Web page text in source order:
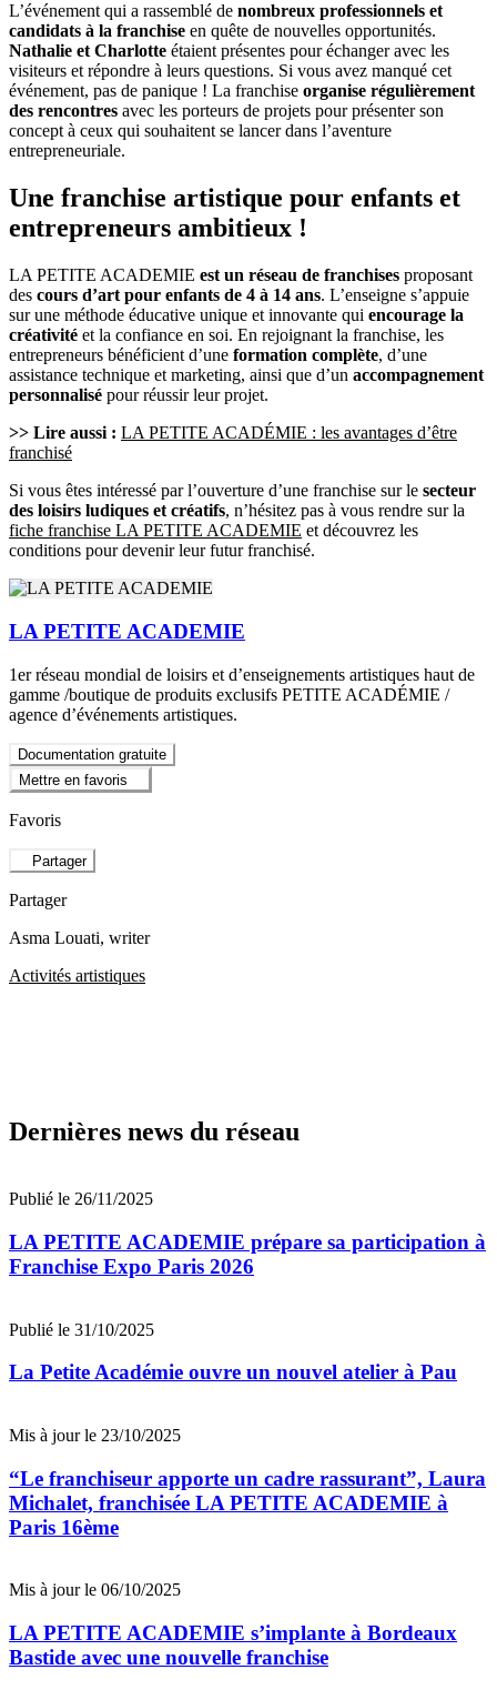
L’événement qui a rassemblé de nombreux professionnels et
candidats à la franchise en quête de nouvelles opportunités.
Nathalie et Charlotte étaient présentes pour échanger avec les
visiteurs et répondre à leurs questions. Si vous avez manqué cet
événement, pas de panique ! La franchise organise régulièrement
des rencontres avec les porteurs de projets pour présenter son
concept à ceux qui souhaitent se lancer dans l’aventure
entrepreneuriale.
Une franchise artistique pour enfants et
entrepreneurs ambitieux !
LA PETITE ACADEMIE est un réseau de franchises proposant
des cours d’art pour enfants de 4 à 14 ans. L’enseigne s’appuie
sur une méthode éducative unique et innovante qui encourage la
créativité et la confiance en soi. En rejoignant la franchise, les
entrepreneurs bénéficient d’une formation complète, d’une
assistance technique et marketing, ainsi que d’un accompagnement
personnalisé pour réussir leur projet.
>> Lire aussi : LA PETITE ACADÉMIE : les avantages d’être
franchisé
Si vous êtes intéressé par l’ouverture d’une franchise sur le secteur
des loisirs ludiques et créatifs, n’hésitez pas à vous rendre sur la
fiche franchise LA PETITE ACADEMIE et découvrez les
conditions pour devenir leur futur franchisé.
LA PETITE ACADEMIE
1er réseau mondial de loisirs et d’enseignements artistiques haut de
gamme /boutique de produits exclusifs PETITE ACADÉMIE /
agence d’événements artistiques.
Documentation gratuite
Mettre en favoris
Favoris
Partager
Partager
Asma Louati, writer
Activités artistiques
Dernières news du réseau
Publié le 26/11/2025
LA PETITE ACADEMIE prépare sa participation à
Franchise Expo Paris 2026
Publié le 31/10/2025
La Petite Académie ouvre un nouvel atelier à Pau
Mis à jour le 23/10/2025
“Le franchiseur apporte un cadre rassurant”, Laura
Michalet, franchisée LA PETITE ACADEMIE à
Paris 16ème
Mis à jour le 06/10/2025
LA PETITE ACADEMIE s’implante à Bordeaux
Bastide avec une nouvelle franchise